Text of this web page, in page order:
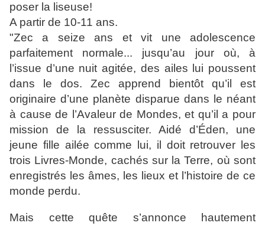
poser la liseuse!
A partir de 10-11 ans.
"Zec a seize ans et vit une adolescence
parfaitement normale... jusqu’au jour où, à
l’issue d’une nuit agitée, des ailes lui poussent
dans le dos. Zec apprend bientôt qu’il est
originaire d’une planète disparue dans le néant
à cause de l’Avaleur de Mondes, et qu’il a pour
mission de la ressusciter. Aidé d’Éden, une
jeune fille ailée comme lui, il doit retrouver les
trois Livres-Monde, cachés sur la Terre, où sont
enregistrés les âmes, les lieux et l’histoire de ce
monde perdu.
Mais cette quête s’annonce hautement